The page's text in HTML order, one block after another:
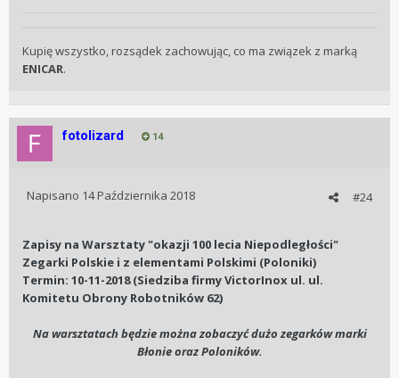
Kupię wszystko, rozsądek zachowując, co ma związek z marką
ENICAR.
fotolizard 14
#24
Napisano 14 Października 2018
Zapisy na Warsztaty "okazji 100 lecia Niepodległości"
Zegarki Polskie i z elementami Polskimi (Poloniki)
Termin: 10-11-2018 (Siedziba firmy VictorInox ul. ul.
Komitetu Obrony Robotników 62)
Na warsztatach będzie można zobaczyć dużo zegarków marki
Błonie oraz Poloników.